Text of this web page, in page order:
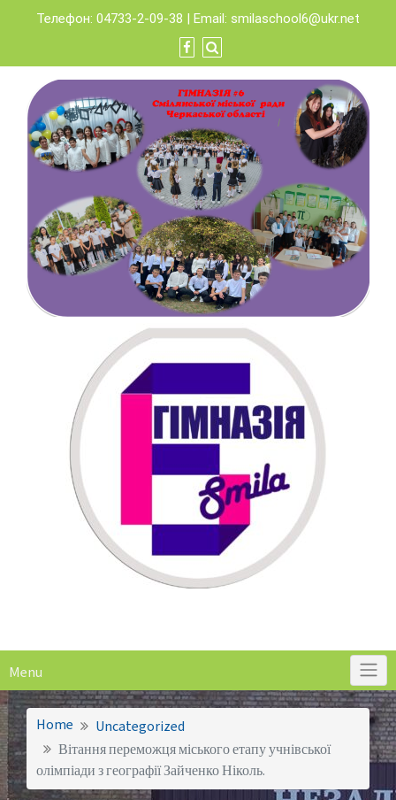
content
Телефон: 04733-2-09-38 | Email: smilaschool6@ukr.net
Menu
Home
Uncategorized
Вітання переможця міського етапу учнівської
олімпіади з географії Зайченко Ніколь.